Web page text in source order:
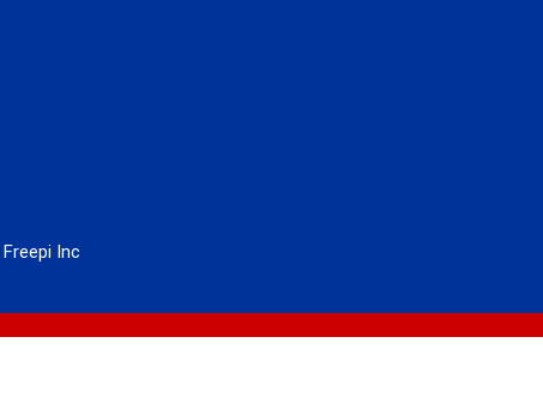
Freepi Inc